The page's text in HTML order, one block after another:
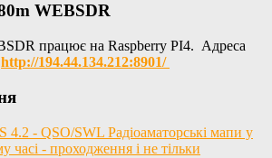
WEBSDR
працює на Raspberry PI4. Адреса
http://194.44.134.212:8901/
4.2 - QSO/SWL Радіоаматорські мапи у
часі - проходження і не тільки